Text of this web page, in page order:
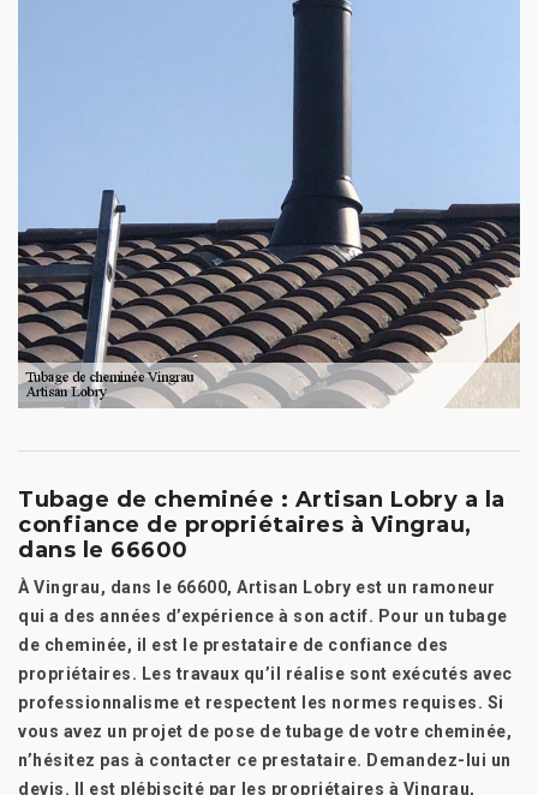
Tubage de cheminée : Artisan Lobry a la
confiance de propriétaires à Vingrau,
dans le 66600
À Vingrau, dans le 66600, Artisan Lobry est un ramoneur
qui a des années d’expérience à son actif. Pour un tubage
de cheminée, il est le prestataire de confiance des
propriétaires. Les travaux qu’il réalise sont exécutés avec
professionnalisme et respectent les normes requises. Si
vous avez un projet de pose de tubage de votre cheminée,
n’hésitez pas à contacter ce prestataire. Demandez-lui un
devis. Il est plébiscité par les propriétaires à Vingrau,